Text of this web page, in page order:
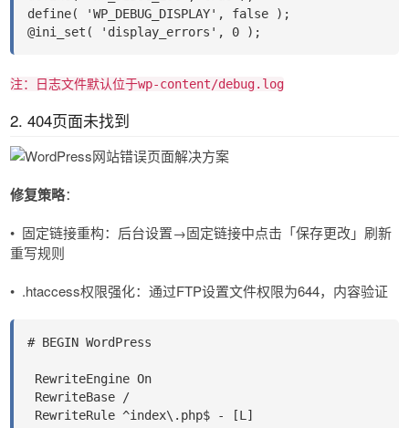
define( 'WP_DEBUG_DISPLAY', false );
@ini_set( 'display_errors', 0 );
注：日志文件默认位于wp-content/debug.log
2. 404页面未找到
修复策略​​：
• 固定链接重构​​：后台设置→固定链接中点击「保存更改」刷新
重写规则
• ​​.htaccess权限强化​​：通过FTP设置文件权限为644，内容验证
# BEGIN WordPress
RewriteEngine On
RewriteBase /
RewriteRule ^index\.php$ - [L]